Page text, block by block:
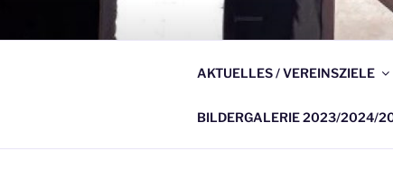
AKTUELLES / VEREINSZIELE
BILDERGALERIE 2023/2024/